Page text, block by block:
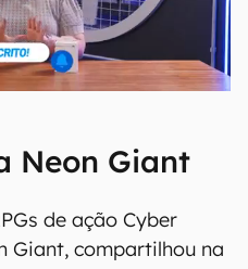
Neon Giant
de ação Cyber
Giant, compartilhou na